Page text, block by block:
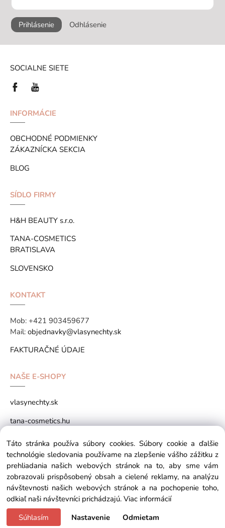
Prihlásenie Odhlásenie
SOCIALNE SIETE
INFORMÁCIE
OBCHODNÉ PODMIENKY
ZÁKAZNÍCKA SEKCIA
BLOG
SÍDLO FIRMY
H&H BEAUTY s.r.o.
TANA-COSMETICS
BRATISLAVA
SLOVENSKO
KONTAKT
Mob: +421 903459677
Mail: objednavky@vlasynechty.sk
FAKTURAČNÉ ÚDAJE
NAŠE E-SHOPY
vlasynechty.sk
tana-cosmetics.hu
tana-cosmetics.sk
Copyright © 2026 vlasynechty.sk All rights reserved
Táto stránka používa súbory cookies. Súbory cookie a ďalšie
technológie sledovania používame na zlepšenie vášho zážitku z
prehliadania našich webových stránok na to, aby sme vám
zobrazovali prispôsobený obsah a cielené reklamy, na analýzu
návštevnosti našich webových stránok a na pochopenie toho,
odkiaľ naši návštevníci prichádzajú. Viac informácií
Súhlasím
Nastavenie Odmietam